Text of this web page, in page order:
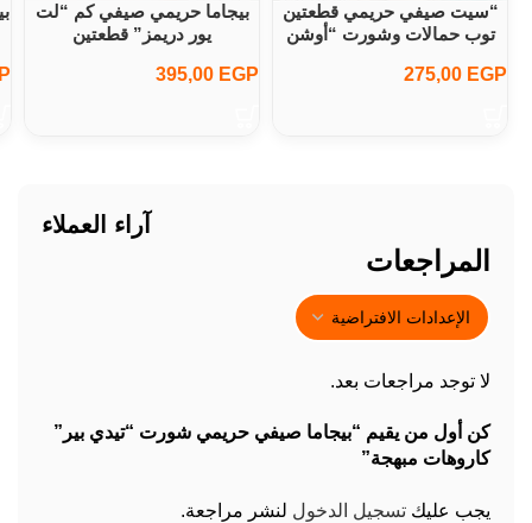
“سيت صيفي حريمي قطعتين
توب حمالات وشورت “أوشن
275,00 EGP
بيجاما حريمي صيفي كم “لت
يور دريمز” قطعتين
395,00 EGP
آراء العملاء
المراجعات
لا توجد مراجعات بعد.
كن أول من يقيم “بيجاما صيفي حريمي شورت “تيدي بير”
كاروهات مبهجة”
يجب عليك تسجيل الدخول لنشر مراجعة.